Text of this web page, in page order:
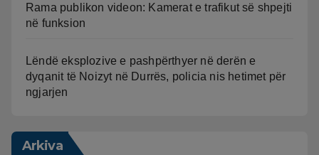
Rama publikon videon: Kamerat e trafikut së shpejti
në funksion
Lëndë eksplozive e pashpërthyer në derën e
dyqanit të Noizyt në Durrës, policia nis hetimet për
ngjarjen
Arkiva